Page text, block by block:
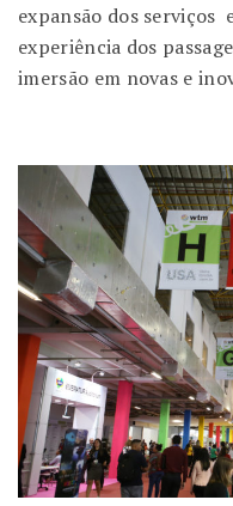
expansão dos serviços
experiência dos
imersão em novas e